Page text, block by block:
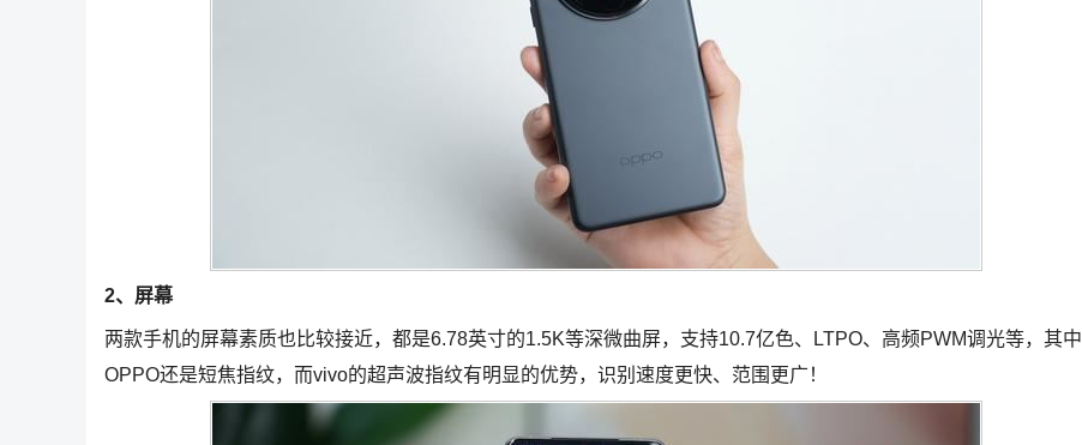
2、屏幕
两款手机的屏幕素质也比较接近，都是6.78英寸的1.5K等深微曲屏，支持10.7亿色、LTPO、高频PWM调光等，其中
OPPO还是短焦指纹，而vivo的超声波指纹有明显的优势，识别速度更快、范围更广！